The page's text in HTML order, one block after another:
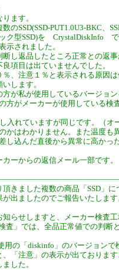
ます。
のSSD(SSD-PUT1.0U3-BKC、
ク型SSD)を CrystalDiskInfo
示されました。
断し返品したところ正常との返事
項目は出ていませんでした。
％、注意１％と表示される原因
します。
方が私が使用しているバージョ
方がメーカーが使用している検
入れていますが同じです。（オ
かはわかりません。また温度も
し込んだ直後から異常に高かっ
ーからの返信メール一部です。
きました複数の商品「SSD」に
出ましたのでご報告いたします
知らせしますと、メーカー検査
査」では、全品正常値での判断
用の「diskinfo」のバージョンで
、「注意」の表示が出ておりま
した。